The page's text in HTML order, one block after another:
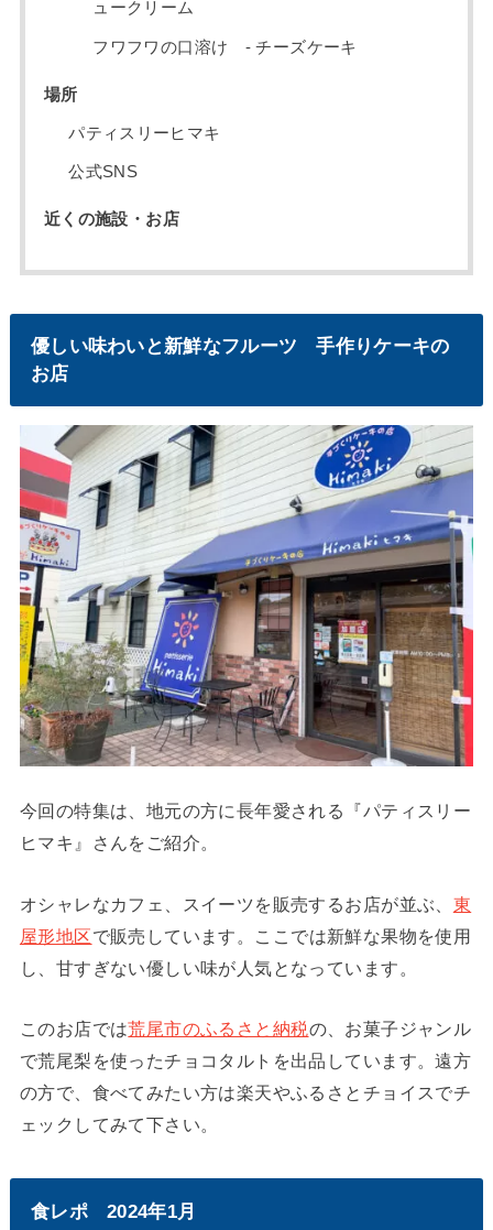
ュークリーム
フワフワの口溶け - チーズケーキ
場所
パティスリーヒマキ
公式SNS
近くの施設・お店
優しい味わいと新鮮なフルーツ 手作りケーキの
お店
今回の特集は、地元の方に長年愛される『パティスリー
ヒマキ』さんをご紹介。
オシャレなカフェ、スイーツを販売するお店が並ぶ、 東
屋形地区で販売しています。ここでは新鮮な果物を使用
し、甘すぎない優しい味が人気となっています。
このお店では荒尾市のふるさと納税の、お菓子ジャンル
で荒尾梨を使ったチョコタルトを出品しています。遠方
の方で、食べてみたい方は楽天やふるさとチョイスでチ
ェックしてみて下さい。
食レポ 2024年1月